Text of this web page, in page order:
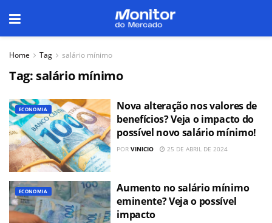
Home Tag salário mínimo
Tag: salário mínimo
ECONOMIA
Nova alteração nos valores de
benefícios? Veja o impacto do
possível novo salário mínimo!
POR VINICIO 25 DE ABRIL DE 2024
ECONOMIA
Aumento no salário mínimo
eminente? Veja o possível
impacto